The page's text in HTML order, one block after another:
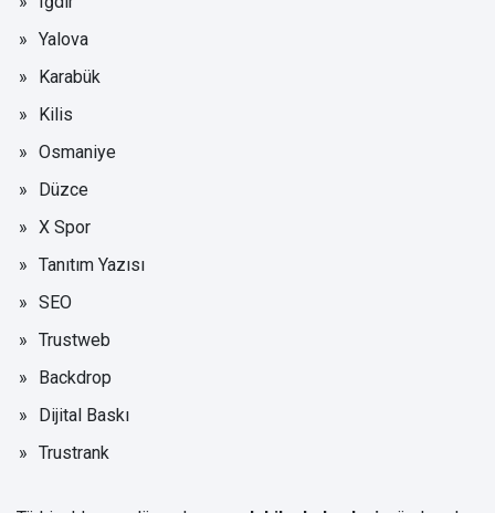
Yalova
Karabük
Kilis
Osmaniye
Düzce
X Spor
Tanıtım Yazısı
SEO
Trustweb
Backdrop
Dijital Baskı
Trustrank